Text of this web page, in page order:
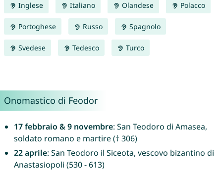
Inglese Italiano Olandese Polacco
Portoghese Russo Spagnolo
Svedese Tedesco Turco
Onomastico di Feodor
17 febbraio & 9 novembre: San Teodoro di Amasea,
soldato romano e martire († 306)
22 aprile: San Teodoro il Siceota, vescovo bizantino di
Anastasiopoli (530 - 613)